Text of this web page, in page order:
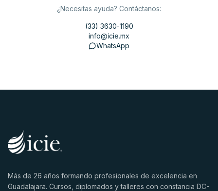
¿Necesitas ayuda? Contáctanos:
(33) 3630-1190
info@icie.mx
WhatsApp
Más de 26 años formando profesionales de excelencia en
Guadalajara. Cursos, diplomados y talleres con constancia DC-